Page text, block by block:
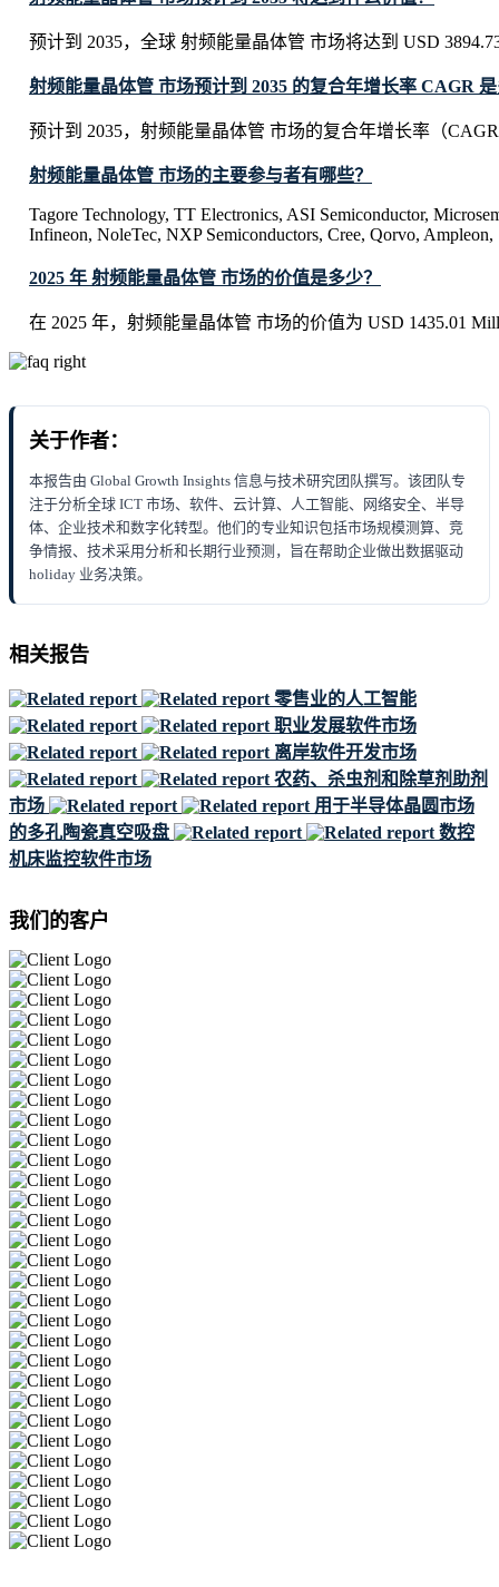
预计到 2035，全球 射频能量晶体管 市场将达到 USD
射频能量晶体管 市场预计到 2035 的复合年增长率 CAGR
预计到 2035，射频能量晶体管 市场的复合年增长率（
射频能量晶体管 市场的主要参与者有哪些？
Tagore Technology, TT Electronics, ASI Semiconductor,
Infineon, NoleTec, NXP Semiconductors, Cree, Qorvo,
2025 年 射频能量晶体管 市场的价值是多少？
在 2025 年，射频能量晶体管 市场的价值为 USD 1435.01
关于作者：
本报告由 Global Growth Insights 信息与技术研究团队撰写。该团队专
注于分析全球 ICT 市场、软件、云计算、人工智能、网络安全、半导
体、企业技术和数字化转型。他们的专业知识包括市场规模测算、竞
争情报、技术采用分析和长期行业预测，旨在帮助企业做出数据驱动
holiday 业务决策。
相关报告
零售业的人工智能
职业发展软件市场
离岸软件开发市场
农药、杀虫剂和除草剂助剂
市场
用于半导体晶圆市场
的多孔陶瓷真空吸盘
数控
机床监控软件市场
我们的客户